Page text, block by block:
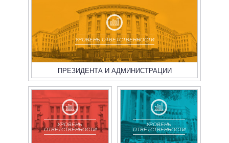
УРОВЕНЬ ОТВЕТСТВЕННОСТИ
ПРЕЗИДЕНТА И АДМИНИСТРАЦИИ
УРОВЕНЬ
ОТВЕТСТВЕННОСТИ
УРОВЕНЬ
ОТВЕТСТВЕННОСТИ